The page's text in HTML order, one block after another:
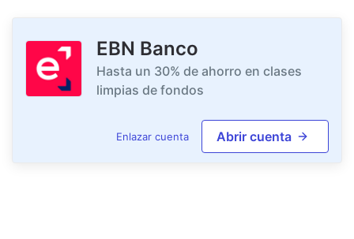
EBN Banco
Hasta un 30% de ahorro en clases
limpias de fondos
Enlazar cuenta Abrir cuenta